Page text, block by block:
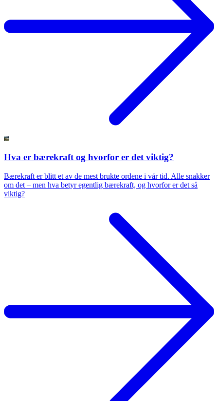
Hva er bærekraft og hvorfor er det viktig?
Bærekraft er blitt et av de mest brukte ordene i vår tid. Alle snakker
om det – men hva betyr egentlig bærekraft, og hvorfor er det så
viktig?